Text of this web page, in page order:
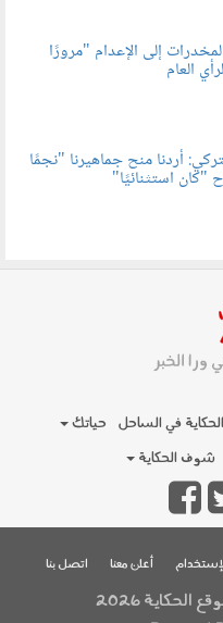
إلى الإعدام "مرورًا
العام
أردنا منح جماهيرنا "نجمًا
"كان استثنائيًا"
الحكاية في الساحل
حياتك
شوف الحكاية
أعلن معنا اتصل بنا
2026